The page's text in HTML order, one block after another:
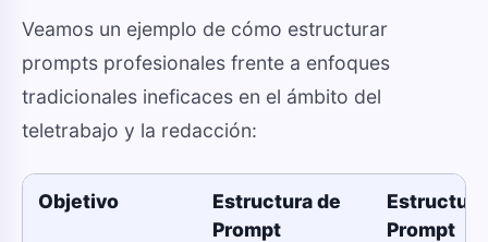
Veamos un ejemplo de cómo estructurar
prompts profesionales frente a enfoques
tradicionales ineficaces en el ámbito del
teletrabajo y la redacción:
Objetivo
Estructura de
Prompt
Prompt